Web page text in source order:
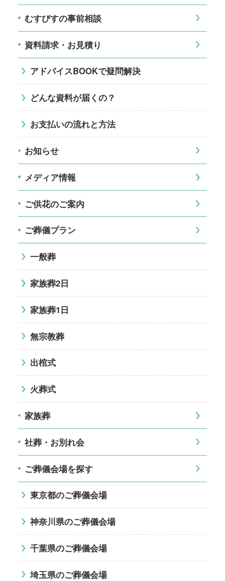
むすびすの事前相談
資料請求・お見積り
アドバイスBOOKで疑問解決
どんな資料が届くの？
お支払いの流れと方法
お知らせ
メディア情報
ご供花のご案内
ご葬儀プラン
一般葬
家族葬2日
家族葬1日
無宗教葬
出棺式
火葬式
家族葬
社葬・お別れ会
ご葬儀会場を探す
東京都のご葬儀会場
神奈川県のご葬儀会場
千葉県のご葬儀会場
埼玉県のご葬儀会場